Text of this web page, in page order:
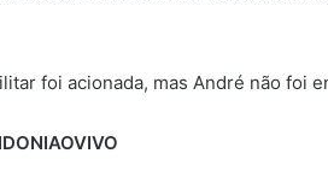
foi acionada, mas André não foi